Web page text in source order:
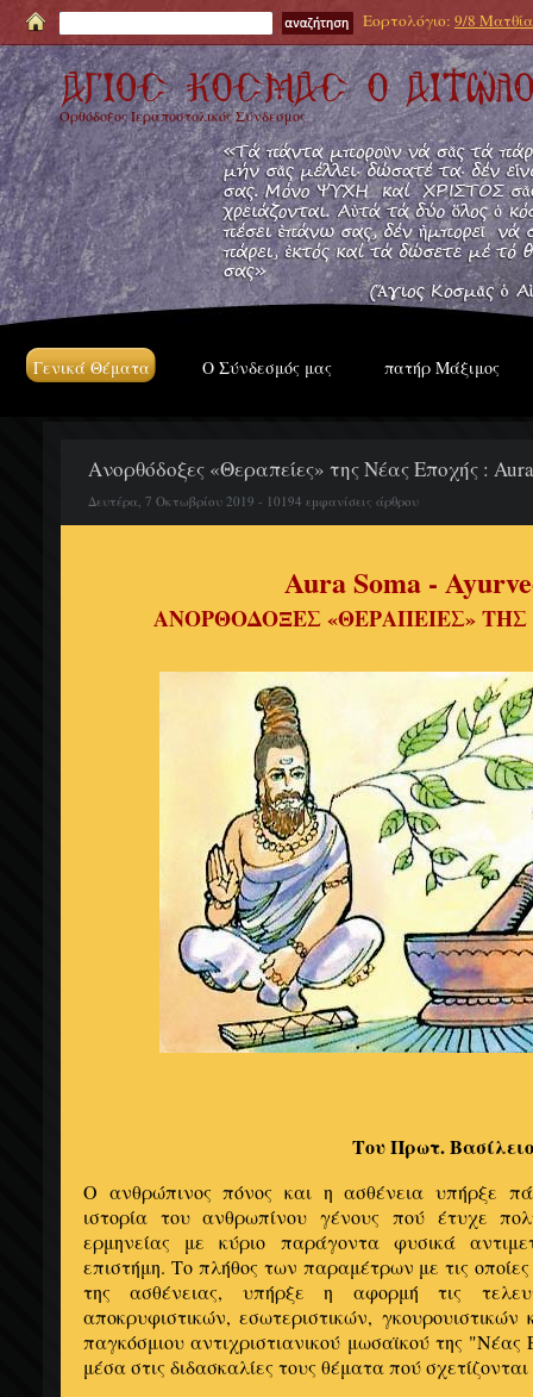
Εορτολόγιο: 9/8
Ορθόδοξος Ιεραποστολικός Σύνδεσμος
Γενικά Θέματα Ο Σύνδεσμός μας πατήρ Μάξιμος
Ανορθόδοξες «Θεραπείες» της Νέας Εποχής :
Δευτέρα, 7 Οκτωβρίου 2019 - 10194 εμφανίσεις άρθρου
Aura Soma -
ΑΝΟΡΘΟΔΟΞΕΣ «ΘΕΡΑΠΕΙΕΣ»
Του Πρωτ.
Ο ανθρώπινος πόνος και η ασθένεια υπήρξε
ιστορία του ανθρωπίνου γένους πού έτυχε
ερμηνείας με κύριο παράγοντα φυσικά
επιστήμη. Το πλήθος των παραμέτρων με τις
της ασθένειας, υπήρξε η αφορμή τις
αποκρυφιστικών, εσωτεριστικών,
παγκόσμιου αντιχριστιανικού μωσαϊκού της
μέσα στις διδασκαλίες τους θέματα πού